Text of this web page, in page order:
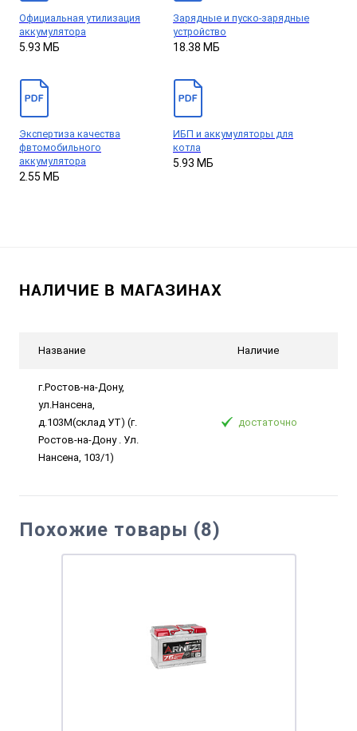
Официальная утилизация
аккумулятора
5.93 МБ
Зарядные и пуско-зарядные
устройство
18.38 МБ
Экспертиза качества
фвтомобильного
аккумулятора
2.55 МБ
ИБП и аккумуляторы для
котла
5.93 МБ
НАЛИЧИЕ В МАГАЗИНАХ
Название Наличие
г.Ростов-на-Дону,
ул.Нансена,
д.103М(склад УТ) (г.
Ростов-на-Дону . Ул.
Нансена, 103/1)
достаточно
Похожие товары (8)